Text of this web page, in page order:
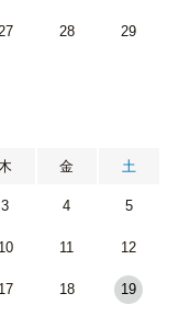
28 29
金 土
3 4 5
10 11 12
17 18 19